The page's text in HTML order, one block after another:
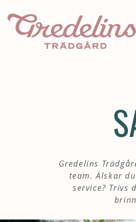
Gredelins
team. Älskar
service? Trivs